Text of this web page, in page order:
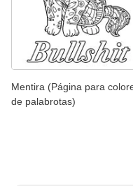
Mentira (Página para
de palabrotas)